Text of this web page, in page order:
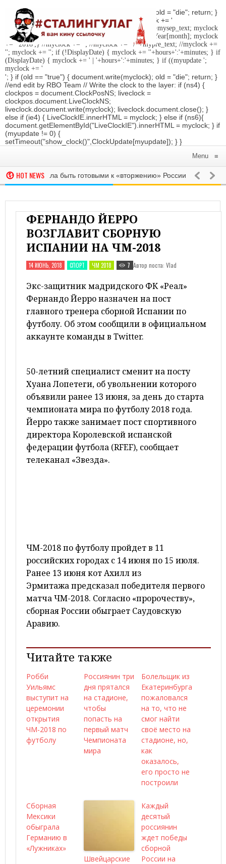
'; } if (old == "true") { document.write(myclock); old = "die"; return; }
//Date-Time if (StyleDate) { myclock = ''; myclock += '
'; if (DisplayDate) { myclock += ' '; //myclock += ' '+mysep_text; myclock
+= DaysOfWeek[day]+', '+mday+mn+' '+MonthsOfYear[month]; myclock
+= ' 2018';} //myclock += '
'; //myclock += ' / '+mypre_text; //myclock +=
''; myclock += ''; if (!DisplayDate) { myclock += ''+hours+':'+minutes; } if
(DisplayDate) { myclock += ' | '+hours+':'+minutes; } if ((myupdate ';
myclock += '
'; } if (old == "true") { document.write(myclock); old = "die"; return; }
//end edit by RBO Team // Write the clock to the layer: if (ns4) {
clockpos = document.ClockPosNS; liveclock =
clockpos.document.LiveClockNS;
liveclock.document.write(myclock); liveclock.document.close(); }
else if (ie4) { LiveClockIE.innerHTML = myclock; } else if (ns6){
document.getElementById("LiveClockIE").innerHTML = myclock; } if
(myupdate != 0) {
setTimeout("show_clock()",ClockUpdate[myupdate]); } }
Menu ≡
HOT NEWS
призвала быть готовыми к «вторжению» России‍ РОССИЯ
ФЕРНАНДО ЙЕРРО
ВОЗГЛАВИТ СБОРНУЮ
ИСПАНИИ НА ЧМ-2018
14 ИЮНЬ, 2018 СПОРТ ЧМ 2018 7 Автор поста: Vlad
Экс-защитник мадридского ФК «Реал»
Фернандо Йерро назначен на пост
главного тренера сборной Испании по
футболу. Об этом сообщили в официальном
аккаунте команды в Twitter.
50-летний специалист сменит на посту
Хуана Лопетеги, об увольнении которого
объявили ранее 13 июня, за день до старта
чемпионата мира по футболу 2018 года.
Йерро также занимает пост спортивного
директора Королевской испанской
федерации футбола (RFEF), сообщает
телеканал «Звезда».
ЧМ-2018 по футболу пройдет в 11
российских городах с 14 июня по 15 июля.
Ранее 13 июня кот Ахилл из
Эрмитажа предсказал победителя первого
матча ЧМ-2018. Согласно «пророчеству»,
сборная России обыграет Саудовскую
Аравию.
Читайте также
Робби
Уильямс
выступит на
церемонии
открытия
ЧМ-2018 по
футболу
Россиянин три
дня прятался
на стадионе,
чтобы
попасть на
первый матч
Чемпионата
мира
Болельщик из
Екатеринбурга
пожаловался
на то, что не
смог найти
своё место на
стадионе, но,
как
оказалось,
его просто не
построили
Сборная
Мексики
обыграла
Германию в
«Лужниках»
Швейцарские
Каждый
десятый
россиянин
ждет победы
сборной
России на